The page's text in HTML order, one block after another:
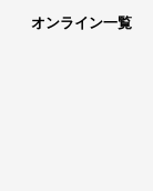
オンライン一覧